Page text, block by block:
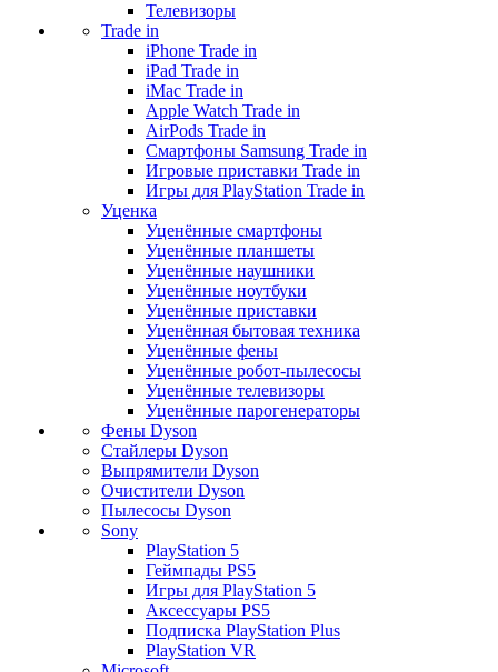
Телевизоры
Trade in
iPhone Trade in
iPad Trade in
iMac Trade in
Apple Watch Trade in
AirPods Trade in
Смартфоны Samsung Trade in
Игровые приставки Trade in
Игры для PlayStation Trade in
Уценка
Уценённые смартфоны
Уценённые планшеты
Уценённые наушники
Уценённые ноутбуки
Уценённые приставки
Уценённая бытовая техника
Уценённые фены
Уценённые робот-пылесосы
Уценённые телевизоры
Уценённые парогенераторы
Фены Dyson
Стайлеры Dyson
Выпрямители Dyson
Очистители Dyson
Пылесосы Dyson
Sony
PlayStation 5
Геймпады PS5
Игры для PlayStation 5
Аксессуары PS5
Подписка PlayStation Plus
PlayStation VR